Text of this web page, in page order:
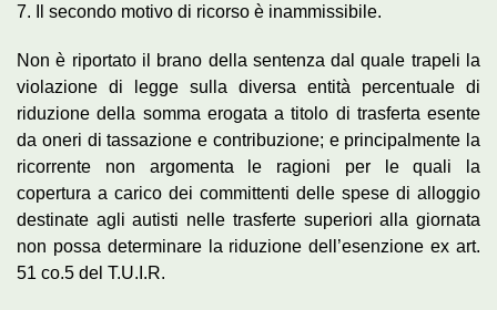
7. Il secondo motivo di ricorso è inammissibile.
Non è riportato il brano della sentenza dal quale trapeli la
violazione di legge sulla diversa entità percentuale di
riduzione della somma erogata a titolo di trasferta esente
da oneri di tassazione e contribuzione; e principalmente la
ricorrente non argomenta le ragioni per le quali la
copertura a carico dei committenti delle spese di alloggio
destinate agli autisti nelle trasferte superiori alla giornata
non possa determinare la riduzione dell’esenzione ex art.
51 co.5 del T.U.I.R.